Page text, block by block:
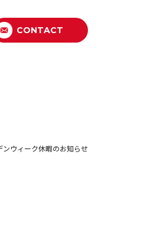
CONTACT
ンウィーク休暇のお知らせ